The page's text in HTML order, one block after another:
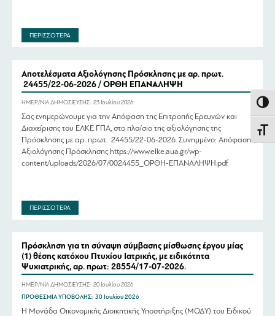
ΠΕΡΙΣΣΟΤΕΡΑ
Αποτελέσματα Αξιολόγησης Πρόσκλησης με αρ. πρωτ.
24455/22-06-2026 / ΟΡΘΗ ΕΠΑΝΑΛΗΨΗ
ΗΜΕΡ/ΝΙΑ ΔΗΜΟΣΙΕΥΣΗΣ: 23 Ιουλίου 2026
Σας ενημερώνουμε για την Απόφαση της Επιτροπής Ερευνών και
Διαχείρισης του ΕΛΚΕ ΓΠΑ, στο πλαίσιο της αξιολόγησης της
Πρόσκλησης με αρ. πρωτ. 24455/22-06-2026. Συνημμένο: Απόφαση
Αξιολόγησης Πρόσκλησης https://www.elke.aua.gr/wp-
content/uploads/2026/07/0024455_ΟΡΘΗ-ΕΠΑΝΑΛΗΨΗ.pdf
ΠΕΡΙΣΣΟΤΕΡΑ
Πρόσκληση για τη σύναψη σύμβασης μίσθωσης έργου μίας
(1) θέσης κατόχου Πτυχίου Ιατρικής, με ειδικότητα
Ψυχιατρικής, αρ. πρωτ: 28554/17-07-2026.
ΗΜΕΡ/ΝΙΑ ΔΗΜΟΣΙΕΥΣΗΣ: 20 Ιουλίου 2026
ΠΡΟΘΕΣΜΙΑ ΥΠΟΒΟΛΗΣ: 30 Ιουλίου 2026
Η Μονάδα Οικονομικής Διοικητικής Υποστήριξης (ΜΟΔΥ) του Ειδικού